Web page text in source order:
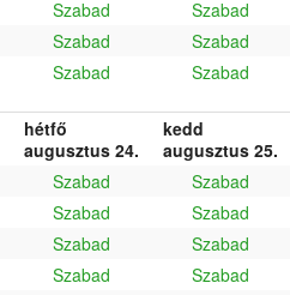
Szabad Szabad
Szabad Szabad
Szabad Szabad
hétfő
augusztus 24.
kedd
augusztus 25.
Szabad Szabad
Szabad Szabad
Szabad Szabad
Szabad Szabad